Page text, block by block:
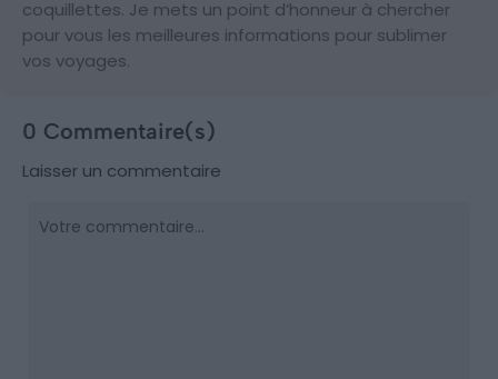
coquillettes. Je mets un point d’honneur à chercher
pour vous les meilleures informations pour sublimer
vos voyages.
0 Commentaire(s)
Laisser un commentaire